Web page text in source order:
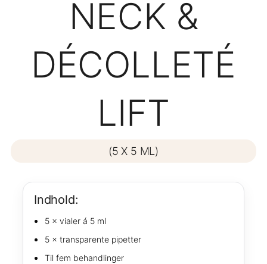
NECK &
DÉCOLLETÉ
LIFT
(5 X 5 ML)
Indhold:
5 × vialer á 5 ml
5 × transparente pipetter
Til fem behandlinger